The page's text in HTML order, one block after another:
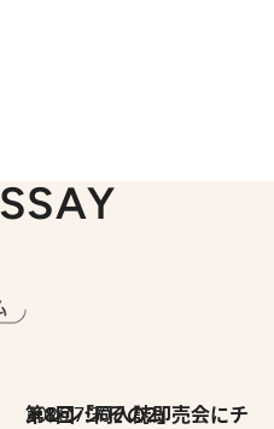
2026.7.30
第8回「同人誌即売会にチャレンジ その2」